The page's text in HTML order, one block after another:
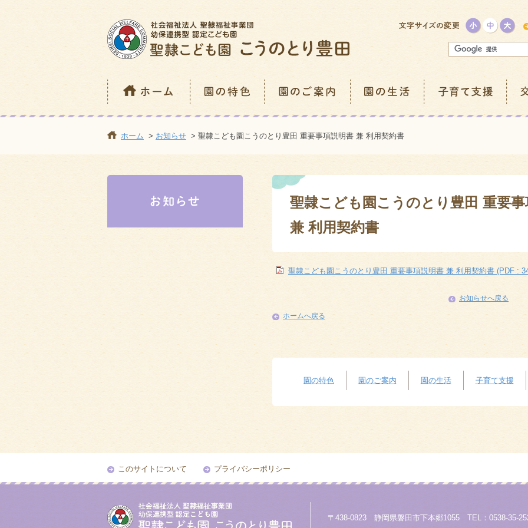
ホーム > お知らせ > 聖隷こども園こうのとり豊田 重要事項説明書 兼 利用契約書
聖隷こども園こうのとり豊田 重要事
兼 利用契約書
聖隷こども園こうのとり豊田 重要事項説明書 兼 利用契約書 (PDF :
お知らせへ戻る
ホームへ戻る
園の特色 園のご案内 園の生活 子育て支援
このサイトについて プライバシーポリシー
〒438-0823 静岡県磐田市下本郷1055 TEL：0538-35-